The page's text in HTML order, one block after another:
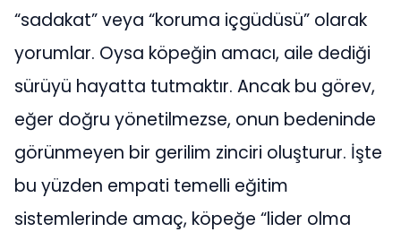
“sadakat” veya “koruma içgüdüsü” olarak
yorumlar. Oysa köpeğin amacı, aile dediği
sürüyü hayatta tutmaktır. Ancak bu görev,
eğer doğru yönetilmezse, onun bedeninde
görünmeyen bir gerilim zinciri oluşturur. İşte
bu yüzden empati temelli eğitim
sistemlerinde amaç, köpeğe “lider olma